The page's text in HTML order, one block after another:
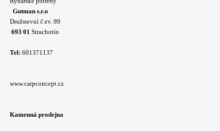
Gutman s.r.o
Družstevní č.ev. 99
693 01 Strachotín
Tel: 601371137
www.carpconcept.cz
Kamenná prodejna